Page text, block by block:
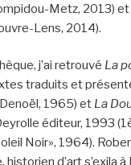
Metz, 2013) et
Lens, 2014).
j’ai retrouvé La
traduits et
1965) et La
éditeur, 1993
Noir», 1964).
historien d’art s’exila à